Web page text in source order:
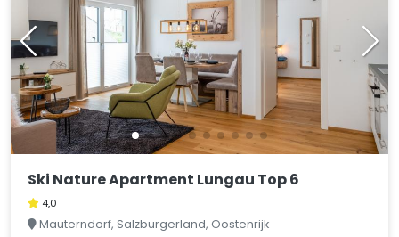
Ski Nature Apartment Lungau Top 6
4,0
Mauterndorf, Salzburgerland, Oostenrijk